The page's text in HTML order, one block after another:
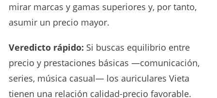
mirar marcas y gamas superiores y, por tanto,
asumir un precio mayor.
Veredicto rápido: Si buscas equilibrio entre
precio y prestaciones básicas —comunicación,
series, música casual— los auriculares Vieta
tienen una relación calidad-precio favorable.